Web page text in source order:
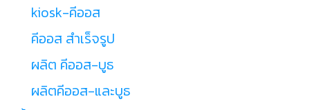
kiosk-คีออส
คีออส สำเร็จรูป
ผลิต คีออส-บูธ
ผลิตคีออส-และบูธ